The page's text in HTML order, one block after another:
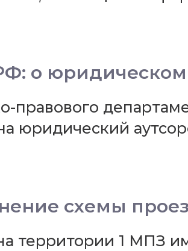
о юридическом
правового
юридический
схемы
территории 1 МПЗ